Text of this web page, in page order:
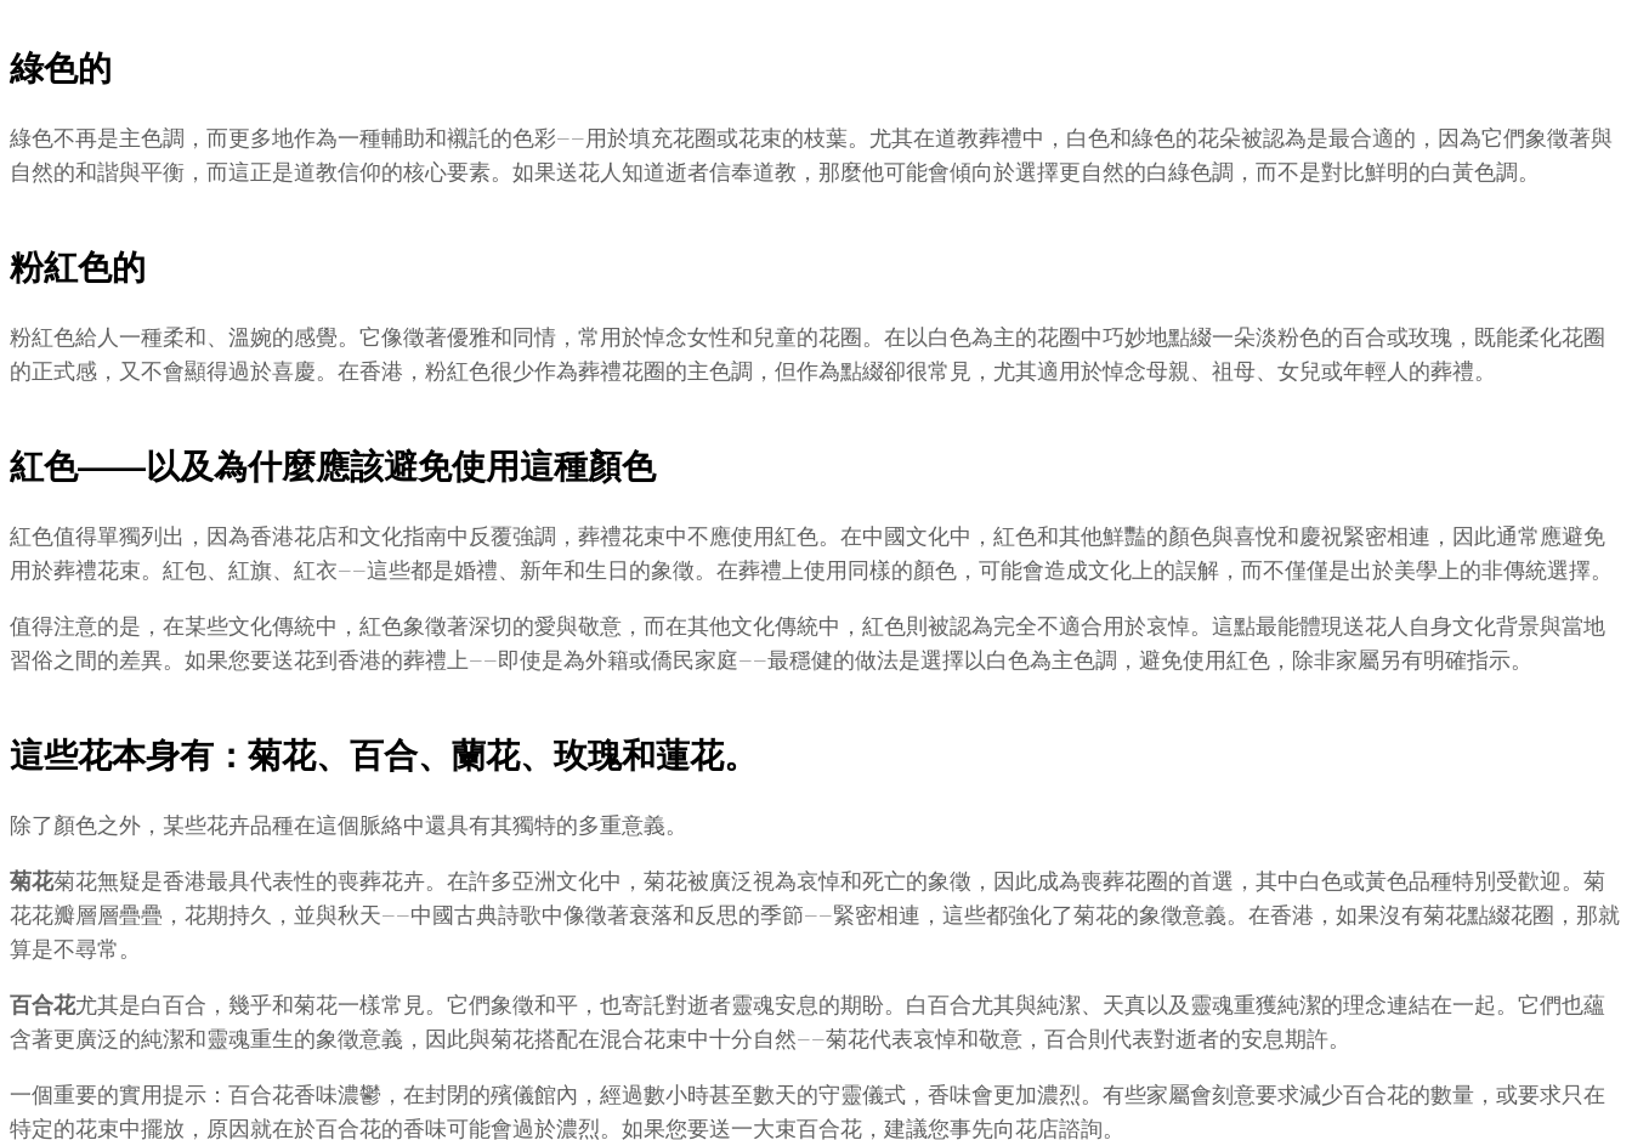
綠色的
綠色不再是主色調，而更多地作為一種輔助和襯託的色彩——用於填充花圈或花束的枝葉。尤其在道教葬禮中，白色和綠色的花朵被認為是最合適的，因為它們象徵著與
自然的和諧與平衡，而這正是道教信仰的核心要素。如果送花人知道逝者信奉道教，那麼他可能會傾向於選擇更自然的白綠色調，而不是對比鮮明的白黃色調。
粉紅色的
粉紅色給人一種柔和、溫婉的感覺。它像徵著優雅和同情，常用於悼念女性和兒童的花圈。在以白色為主的花圈中巧妙地點綴一朵淡粉色的百合或玫瑰，既能柔化花圈
的正式感，又不會顯得過於喜慶。在香港，粉紅色很少作為葬禮花圈的主色調，但作為點綴卻很常見，尤其適用於悼念母親、祖母、女兒或年輕人的葬禮。
紅色——以及為什麼應該避免使用這種顏色
紅色值得單獨列出，因為香港花店和文化指南中反覆強調，葬禮花束中不應使用紅色。在中國文化中，紅色和其他鮮豔的顏色與喜悅和慶祝緊密相連，因此通常應避免
用於葬禮花束。紅包、紅旗、紅衣——這些都是婚禮、新年和生日的象徵。在葬禮上使用同樣的顏色，可能會造成文化上的誤解，而不僅僅是出於美學上的非傳統選擇。
值得注意的是，在某些文化傳統中，紅色象徵著深切的愛與敬意，而在其他文化傳統中，紅色則被認為完全不適合用於哀悼。這點最能體現送花人自身文化背景與當地
習俗之間的差異。如果您要送花到香港的葬禮上——即使是為外籍或僑民家庭——最穩健的做法是選擇以白色為主色調，避免使用紅色，除非家屬另有明確指示。
這些花本身有：菊花、百合、蘭花、玫瑰和蓮花。
除了顏色之外，某些花卉品種在這個脈絡中還具有其獨特的多重意義。
菊花菊花無疑是香港最具代表性的喪葬花卉。在許多亞洲文化中，菊花被廣泛視為哀悼和死亡的象徵，因此成為喪葬花圈的首選，其中白色或黃色品種特別受歡迎。菊
花花瓣層層疊疊，花期持久，並與秋天——中國古典詩歌中像徵著衰落和反思的季節——緊密相連，這些都強化了菊花的象徵意義。在香港，如果沒有菊花點綴花圈，那就
算是不尋常。
百合花尤其是白百合，幾乎和菊花一樣常見。它們象徵和平，也寄託對逝者靈魂安息的期盼。白百合尤其與純潔、天真以及靈魂重獲純潔的理念連結在一起。它們也蘊
含著更廣泛的純潔和靈魂重生的象徵意義，因此與菊花搭配在混合花束中十分自然——菊花代表哀悼和敬意，百合則代表對逝者的安息期許。
一個重要的實用提示：百合花香味濃鬱，在封閉的殯儀館內，經過數小時甚至數天的守靈儀式，香味會更加濃烈。有些家屬會刻意要求減少百合花的數量，或要求只在
特定的花束中擺放，原因就在於百合花的香味可能會過於濃烈。如果您要送一大束百合花，建議您事先向花店諮詢。